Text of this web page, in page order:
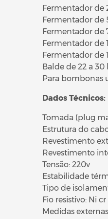
Fermentador de
Fermentador de
Fermentador de
Fermentador de
Fermentador de
Balde de 22 a 30
Para bombonas
Dados Técnicos:
Tomada (plug
Estrutura do
Revestimento
Revestimento
Tensão: 220v
Estabilidade
Tipo de
Fio resistivo: Ni cr
Medidas